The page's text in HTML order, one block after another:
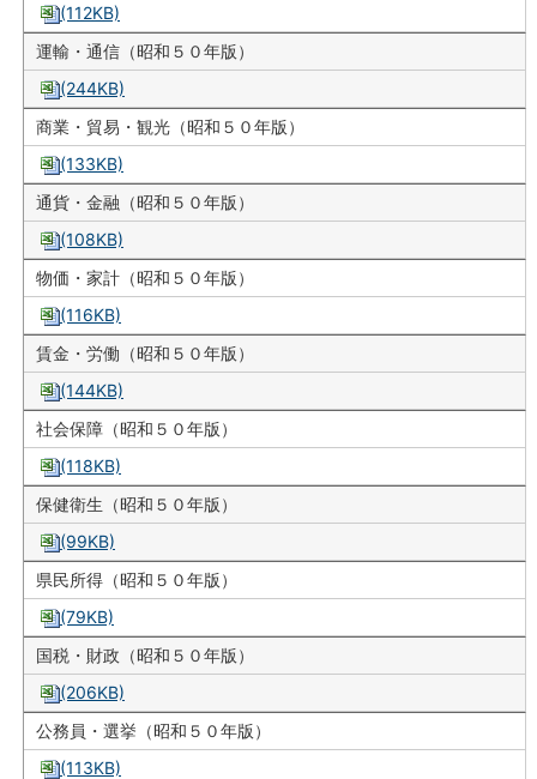
(112KB)
運輸・通信（昭和５０年版）
(244KB)
商業・貿易・観光（昭和５０年版）
(133KB)
通貨・金融（昭和５０年版）
(108KB)
物価・家計（昭和５０年版）
(116KB)
賃金・労働（昭和５０年版）
(144KB)
社会保障（昭和５０年版）
(118KB)
保健衛生（昭和５０年版）
(99KB)
県民所得（昭和５０年版）
(79KB)
国税・財政（昭和５０年版）
(206KB)
公務員・選挙（昭和５０年版）
(113KB)